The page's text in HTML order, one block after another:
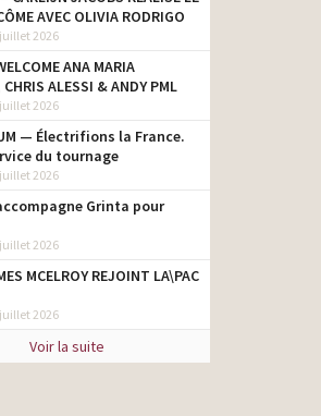
AVEC OLIVIA RODRIGO
2026
ANA MARIA
ALESSI & ANDY PML
2026
— Électrifions la France.
du tournage
2026
Grinta pour
2026
MCELROY REJOINT LA\PAC
2026
Voir la suite